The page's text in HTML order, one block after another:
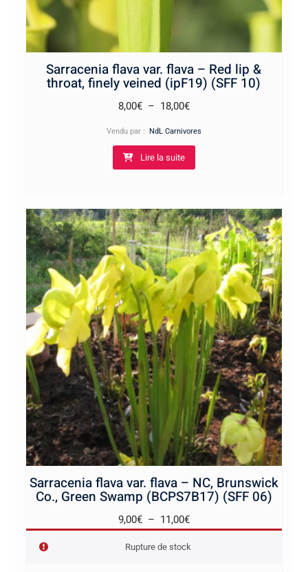
Sarracenia flava var. flava – Red lip &
throat, finely veined (ipF19) (SFF 10)
8,00€ – 18,00€Plage
Vendu par : NdL Carnivores
Lire la suite
Sarracenia flava var. flava – NC, Brunswick
Co., Green Swamp (BCPS7B17) (SFF 06)
9,00€ – 11,00€Plage
Rupture de stock